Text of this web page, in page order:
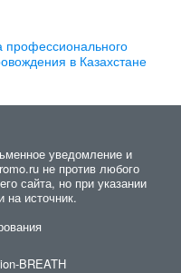
профессионального
в Казахстане
уведомление и
не против любого
сайта, но при указании
на источник.
BREATH